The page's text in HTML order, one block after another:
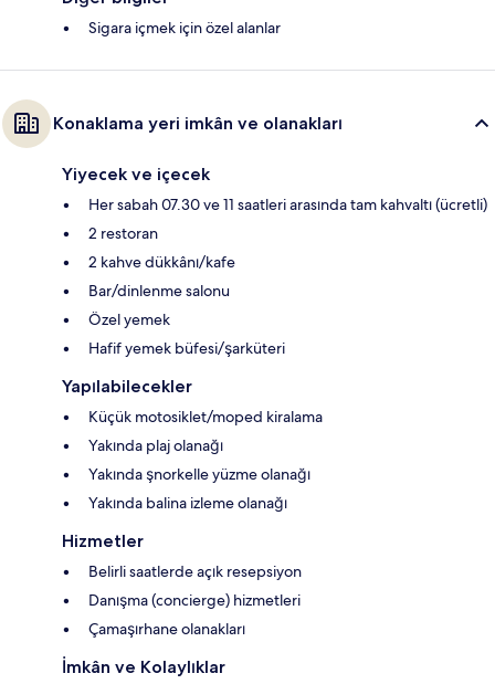
Sigara içmek için özel alanlar
Konaklama yeri imkân ve olanakları
Yiyecek ve içecek
Her sabah 07.30 ve 11 saatleri arasında tam kahvaltı (ücretli)
2 restoran
2 kahve dükkânı/kafe
Bar/dinlenme salonu
Özel yemek
Hafif yemek büfesi/şarküteri
Yapılabilecekler
Küçük motosiklet/moped kiralama
Yakında plaj olanağı
Yakında şnorkelle yüzme olanağı
Yakında balina izleme olanağı
Hizmetler
Belirli saatlerde açık resepsiyon
Danışma (concierge) hizmetleri
Çamaşırhane olanakları
İmkân ve Kolaylıklar